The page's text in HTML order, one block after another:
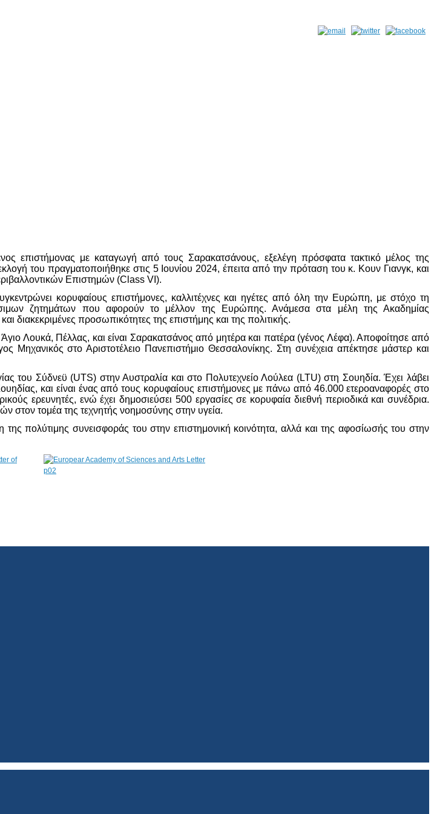
επιστήμονας με καταγωγή από τους Σαρακατσάνους, εξελέγη πρόσφατα τακτικό μέλος της
του πραγματοποιήθηκε στις 5 Ιουνίου 2024, έπειτα από την πρόταση του κ. Κουν Γιανγκ, και
Επιστημών (Class VI).
κορυφαίους επιστήμονες, καλλιτέχνες και ηγέτες από όλη την Ευρώπη, με στόχο τη
ζητημάτων που αφορούν το μέλλον της Ευρώπης. Ανάμεσα στα μέλη της Ακαδημίας
διακεκριμένες προσωπικότητες της επιστήμης και της πολιτικής.
Λουκά, Πέλλας, και είναι Σαρακατσάνος από μητέρα και πατέρα (γένος Λέφα). Αποφοίτησε από
Μηχανικός στο Αριστοτέλειο Πανεπιστήμιο Θεσσαλονίκης. Στη συνέχεια απέκτησε μάστερ και
του Σύδνεϋ (UTS) στην Αυστραλία και στο Πολυτεχνείο Λούλεα (LTU) στη Σουηδία. Έχει λάβει
και είναι ένας από τους κορυφαίους επιστήμονες με πάνω από 46.000 ετεροαναφορές στο
ερευνητές, ενώ έχει δημοσιεύσει 500 εργασίες σε κορυφαία διεθνή περιοδικά και συνέδρια.
στον τομέα της τεχνητής νοημοσύνης στην υγεία.
πολύτιμης συνεισφοράς του στην επιστημονική κοινότητα, αλλά και της αφοσίωσής του στην